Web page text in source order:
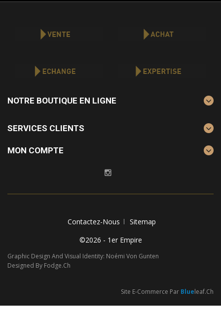
NOTRE BOUTIQUE EN LIGNE
SERVICES CLIENTS
MON COMPTE
Contactez-Nous
Sitemap
©2026 - 1er Empire
Graphic Design And Visual Identity: Noémi Von Gunten
Designed By Fodge.ch
Site E-Commerce Par BlueLeaf.ch